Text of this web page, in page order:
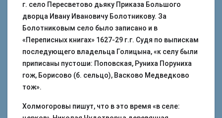
г. село Пересветово дьяку Приказа Большого
дворца Ивану Ивановичу Болотникову. За
Болотниковым село было записано и в
«Переписных книгах» 1627-29 г.г. Судя по выпискам
последующего владельца Голицына, «к селу были
приписаны пустоши: Поповская, Руниха Поруниха
гож, Борисово (б. сельцо), Васково Медведково
тож».
Холмогоровы пишут, что в это время «в селе: